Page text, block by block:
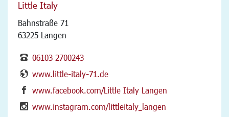
Little Italy
Bahnstraße 71
63225 Langen
06103 2700243
www.little-italy-71.de
www.facebook.com/Little Italy Langen
www.instagram.com/littleitaly_langen